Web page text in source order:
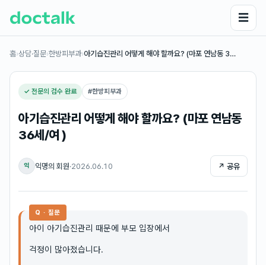
☰
홈›상담·질문›한방피부과›아기습진관리 어떻게 해야 할까요? (마포 연남동 3…
✓ 전문의 검수 완료 #한방피부과
아기습진관리 어떻게 해야 할까요? (마포 연남동
36세/여 )
익 익명의 회원·2026.06.10 ↗ 공유
Q · 질문
아이 아기습진관리 때문에 부모 입장에서
걱정이 많아졌습니다.